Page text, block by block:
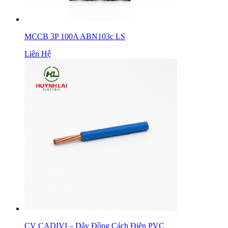
MCCB 3P 100A ABN103c LS
Liên Hệ
CV CADIVI – Dây Đồng Cách Điện PVC